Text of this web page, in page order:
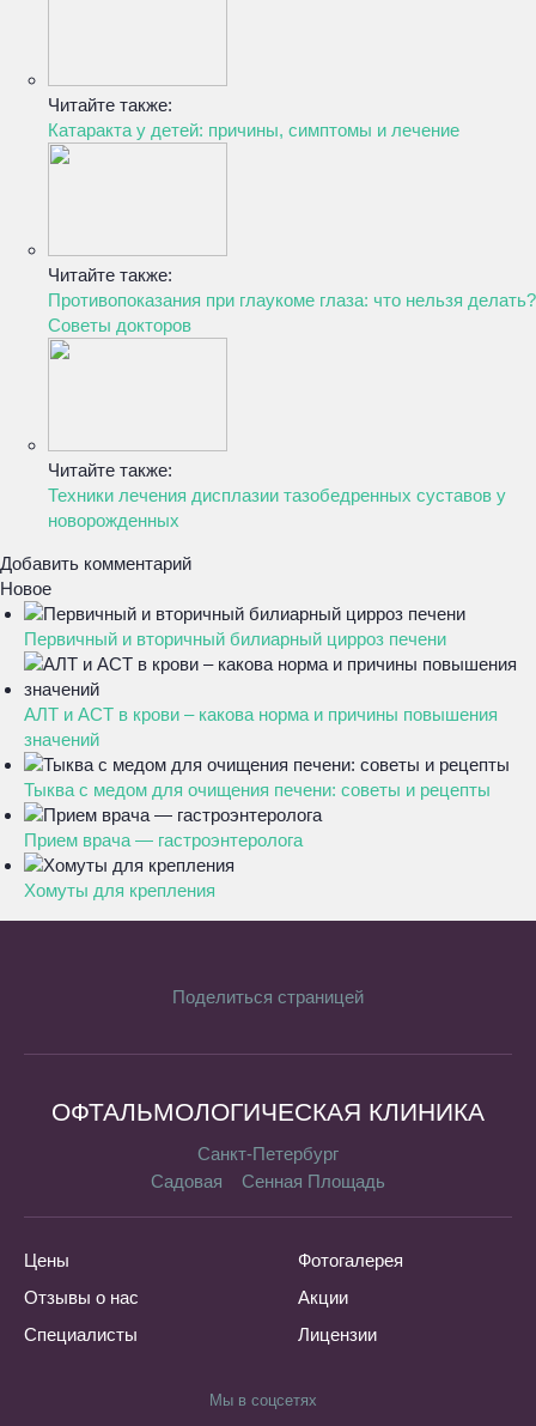
Читайте также:
Катаракта у детей: причины, симптомы и лечение
Читайте также:
Противопоказания при глаукоме глаза: что нельзя делать?
Советы докторов
Читайте также:
Техники лечения дисплазии тазобедренных суставов у
новорожденных
Добавить комментарий
Новое
Первичный и вторичный билиарный цирроз печени
АЛТ и АСТ в крови – какова норма и причины повышения
значений
Тыква с медом для очищения печени: советы и рецепты
Прием врача — гастроэнтеролога
Хомуты для крепления
Поделиться страницей
ОФТАЛЬМОЛОГИЧЕСКАЯ КЛИНИКА
Санкт-Петербург
Садовая
Сенная Площадь
Цены
Отзывы о нас
Специалисты
Фотогалерея
Акции
Лицензии
Мы в соцсетях